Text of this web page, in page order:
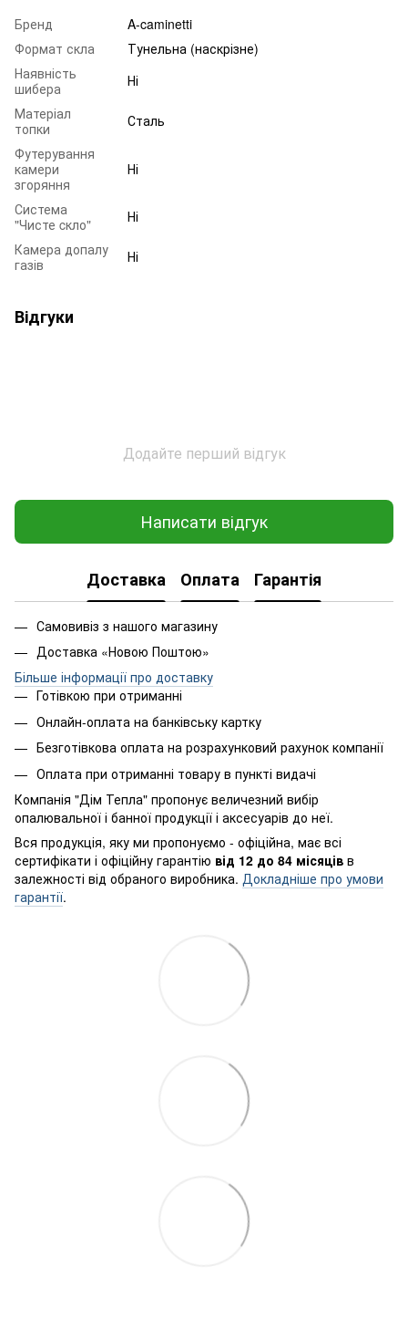
Бренд
A-caminetti
Формат скла
Тунельна (наскрізне)
Наявність
шибера
Ні
Матеріал
топки
Сталь
Футерування
камери
згоряння
Ні
Система
"Чисте cкло"
Ні
Камера допалу
газів
Ні
Відгуки
Додайте перший відгук
Написати відгук
Доставка Оплата Гарантія
Самовивіз з нашого магазину
Доставка «Новою Поштою»
Більше інформації про доставку
Готівкою при отриманні
Онлайн-оплата на банківську картку
Безготівкова оплата на розрахунковий рахунок компанії
Оплата при отриманні товару в пункті видачі
Компанія "Дім Тепла" пропонує величезний вибір
опалювальної і банної продукції і аксесуарів до неї.
Вся продукція, яку ми пропонуємо - офіційна, має всі
сертифікати і офіційну гарантію від 12 до 84 місяців в
залежності від обраного виробника. Докладніше про умови
гарантії.